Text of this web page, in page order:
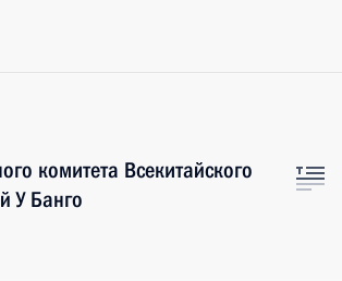
комитета Всекитайского
У Банго